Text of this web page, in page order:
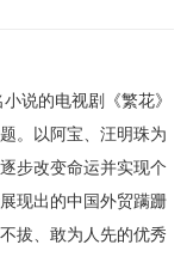
合作联系
人才招聘
说的电视剧《繁花》
。以阿宝、汪明珠为
步改变命运并实现个
现出的中国外贸蹒跚
拔、敢为人先的优秀